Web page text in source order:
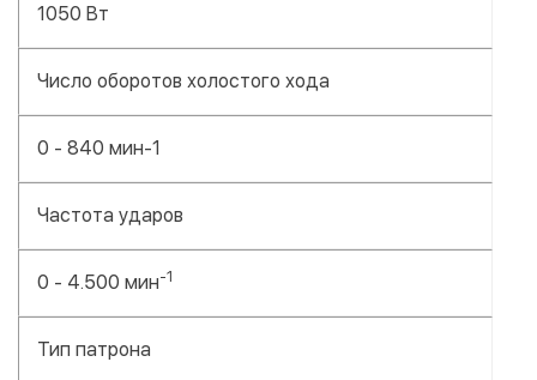
1050 Вт
Число оборотов холостого хода
0 - 840 мин-1
Частота ударов
0 - 4.500 мин-1
Тип патрона